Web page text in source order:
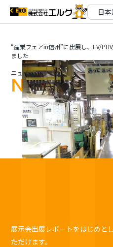
“産業フェアin信州”に出展し、EV/
ました
ニュース
News
展示会出展レポートをはじめと
ただけます。